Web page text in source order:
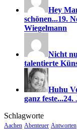
Hey
schönen...19.
Wiegelmann
Nicht
talentierte
Huhu
ganz feste...24.
Schlagworte
Aachen Abenteuer Antworten